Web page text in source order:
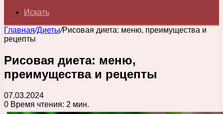
Искать
Главная/Диеты/Рисовая диета: меню, преимущества и
рецепты
Рисовая диета: меню,
преимущества и рецепты
07.03.2024
0 Время чтения: 2 мин.